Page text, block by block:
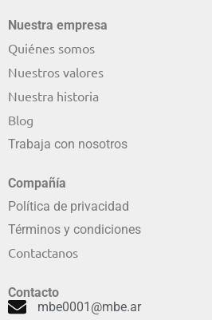
Nuestra empresa
Quiénes somos
Nuestros valores
Nuestra historia
Blog
Trabaja con nosotros
Compañía
Política de privacidad
Términos y condiciones
Contactanos
Contacto
mbe0001@mbe.ar